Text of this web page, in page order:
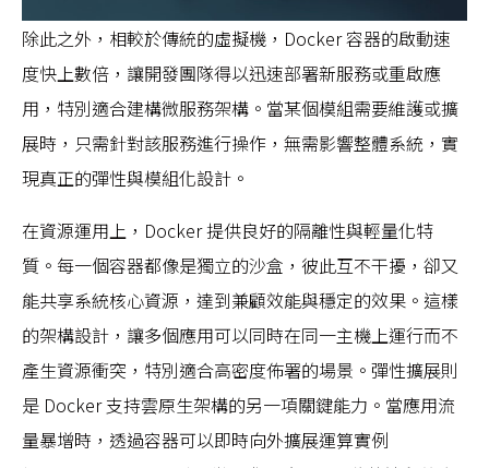
除此之外，相較於傳統的虛擬機，Docker 容器的啟動速
度快上數倍，讓開發團隊得以迅速部署新服務或重啟應
用，特別適合建構微服務架構。當某個模組需要維護或擴
展時，只需針對該服務進行操作，無需影響整體系統，實
現真正的彈性與模組化設計。
在資源運用上，Docker 提供良好的隔離性與輕量化特
質。每一個容器都像是獨立的沙盒，彼此互不干擾，卻又
能共享系統核心資源，達到兼顧效能與穩定的效果。這樣
的架構設計，讓多個應用可以同時在同一主機上運行而不
產生資源衝突，特別適合高密度佈署的場景。彈性擴展則
是 Docker 支持雲原生架構的另一項關鍵能力。當應用流
量暴增時，透過容器可以即時向外擴展運算實例